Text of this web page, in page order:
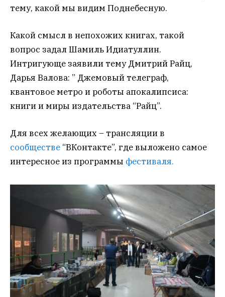
тему, какой мы видим Поднебесную.
Какой смысл в непохожих книгах, такой
вопрос задал Шамиль Идиатуллин.
Интригующе заявили тему Дмитрий Райц,
Дарья Валова: ” Джемовый телеграф,
квантовое метро и роботы апокалипсиса:
книги и миры издательства “Райц”.
Для всех желающих – трансляции в
сообществе “ВКонтакте”, где выложено самое
интересное из программы фестиваля.